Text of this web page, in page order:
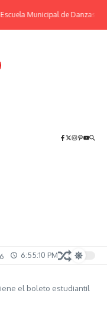
Municipal de Danzas “El
6:55:10 PM
el boleto estudiantil